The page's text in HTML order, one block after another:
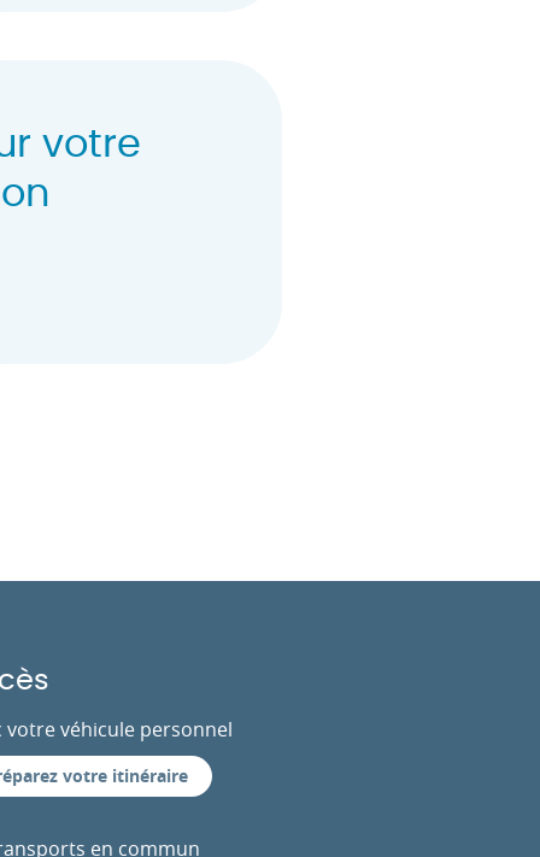
votre
votre véhicule personnel
votre itinéraire
en commun